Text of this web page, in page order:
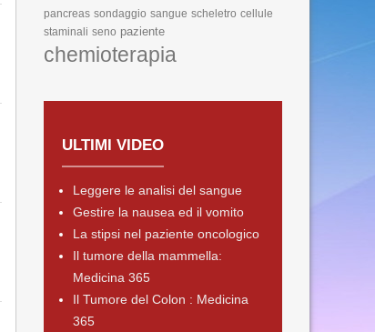
pancreas sondaggio sangue scheletro cellule
staminali seno paziente
chemioterapia
ULTIMI VIDEO
Leggere le analisi del sangue
Gestire la nausea ed il vomito
La stipsi nel paziente oncologico
Il tumore della mammella:
Medicina 365
Il Tumore del Colon : Medicina
365